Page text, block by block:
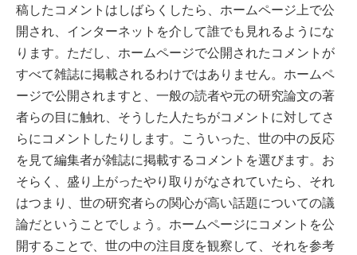
稿したコメントはしばらくしたら、ホームページ上で公
開され、インターネットを介して誰でも見れるようにな
ります。ただし、ホームページで公開されたコメントが
すべて雑誌に掲載されるわけではありません。ホームペ
ージで公開されますと、一般の読者や元の研究論文の著
者らの目に触れ、そうした人たちがコメントに対してさ
らにコメントしたりします。こういった、世の中の反応
を見て編集者が雑誌に掲載するコメントを選びます。お
そらく、盛り上がったやり取りがなされていたら、それ
はつまり、世の研究者らの関心が高い話題についての議
論だということでしょう。ホームページにコメントを公
開することで、世の中の注目度を観察して、それを参考